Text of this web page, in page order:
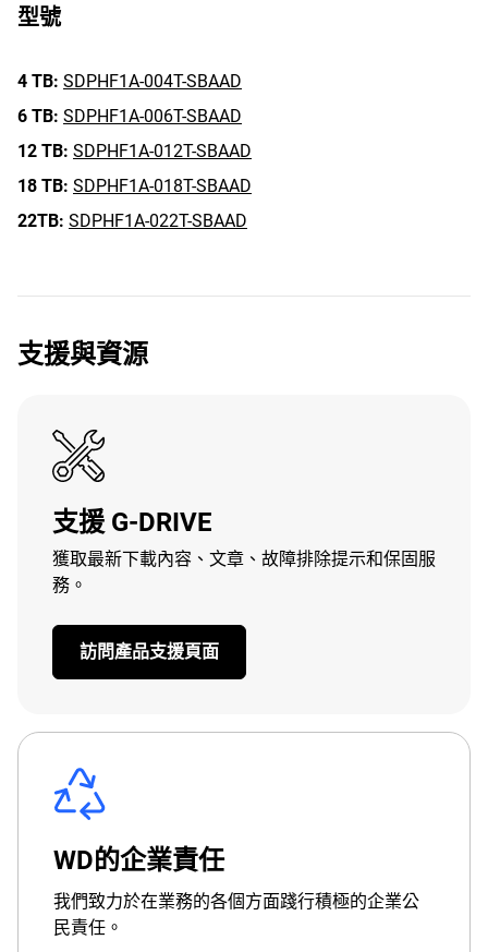
型號
4 TB: SDPHF1A-004T-SBAAD
6 TB: SDPHF1A-006T-SBAAD
12 TB: SDPHF1A-012T-SBAAD
18 TB: SDPHF1A-018T-SBAAD
22TB: SDPHF1A-022T-SBAAD
支援與資源
支援 G-DRIVE
獲取最新下載內容、文章、故障排除提示和保固服
務。
訪問產品支援頁面
WD的企業責任
我們致力於在業務的各個方面踐行積極的企業公
民責任。